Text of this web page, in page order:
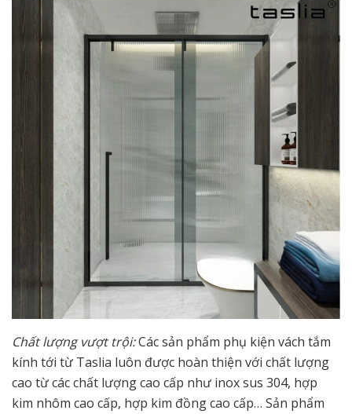
Chất lượng vượt trội:Các sản phẩm phụ kiện vách tắm
kính tới từ Taslia luôn được hoàn thiện với chất lượng
cao từ các chất lượng cao cấp như inox sus 304, hợp
kim nhôm cao cấp, hợp kim đồng cao cấp… Sản phẩm